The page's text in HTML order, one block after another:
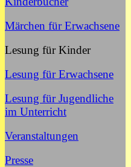
Märchen für Erwachsene
Lesung für Kinder
Lesung für Erwachsene
Lesung für Jugendliche
im Unterricht
Veranstaltungen
Presse